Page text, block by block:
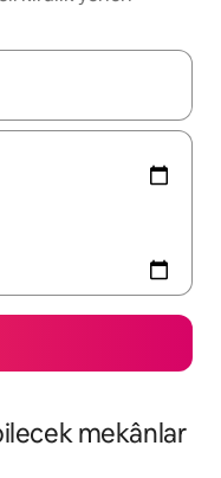
ve aşağı oklarıyla
mekânlar